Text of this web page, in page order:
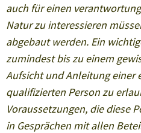
auch für einen
Natur zu interessieren
abgebaut werden. Ein
zumindest bis zu einem
Aufsicht und Anleitung einer
qualifizierten Person zu
Voraussetzungen, die diese
in Gesprächen mit allen